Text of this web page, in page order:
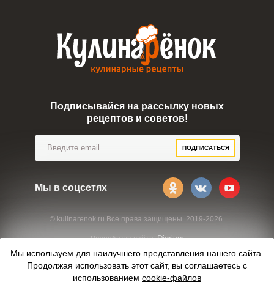
© kulinarenok.ru Все права защищены. 2019-2026.
Разработка сайта:Digrium
Подписывайся на рассылку новых
рецептов и советов!
ПОДПИСАТЬСЯ
Мы в соцсетях
Мы используем для наилучшего представления нашего сайта.
Продолжая использовать этот сайт, вы соглашаетесь с
использованием cookie-файлов